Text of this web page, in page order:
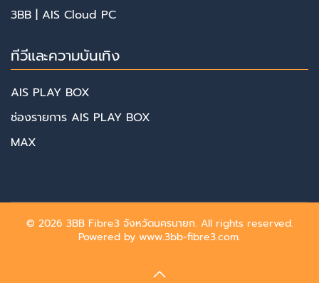
3BB | AIS Cloud PC
ทีวีและความบันเทิง
AIS PLAY BOX
ช่องรายการ AIS PLAY BOX
MAX
© 2026 3BB Fibre3 จังหวัดนครนายก. All rights reserved.
Powered by www.3bb-fibre3.com.